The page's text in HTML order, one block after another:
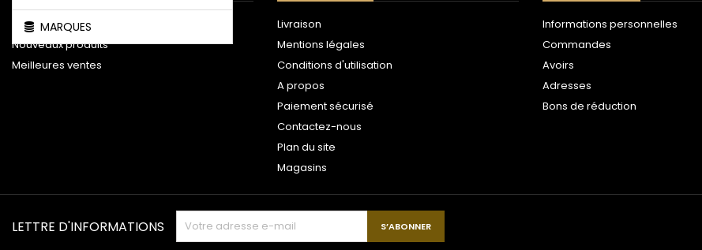
MARQUES
Promotions
Nouveaux produits
Meilleures ventes
Livraison
Mentions légales
Conditions d'utilisation
A propos
Paiement sécurisé
Contactez-nous
Plan du site
Magasins
Informations personnelles
Commandes
Avoirs
Adresses
Bons de réduction
LETTRE D'INFORMATIONS